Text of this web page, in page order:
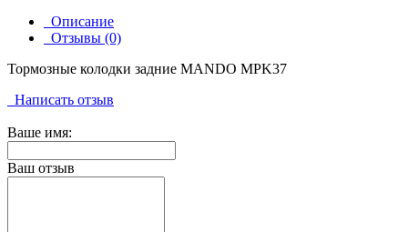
Описание
Отзывы (0)
Тормозные колодки задние MANDO MPK37
Написать отзыв
Ваше имя:
Ваш отзыв